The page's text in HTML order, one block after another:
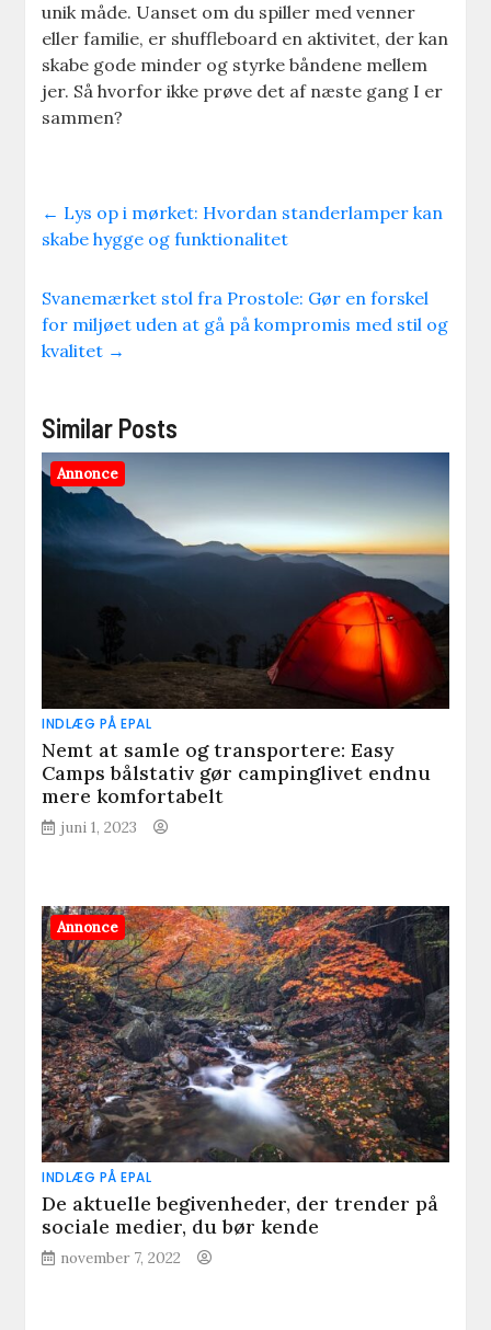
unik måde. Uanset om du spiller med venner
eller familie, er shuffleboard en aktivitet, der kan
skabe gode minder og styrke båndene mellem
jer. Så hvorfor ikke prøve det af næste gang I er
sammen?
← Lys op i mørket: Hvordan standerlamper kan
skabe hygge og funktionalitet
Svanemærket stol fra Prostole: Gør en forskel
for miljøet uden at gå på kompromis med stil og
kvalitet →
Similar Posts
Annonce
INDLÆG PÅ EPAL
Nemt at samle og transportere: Easy
Camps bålstativ gør campinglivet endnu
mere komfortabelt
juni 1, 2023
Annonce
INDLÆG PÅ EPAL
De aktuelle begivenheder, der trender på
sociale medier, du bør kende
november 7, 2022